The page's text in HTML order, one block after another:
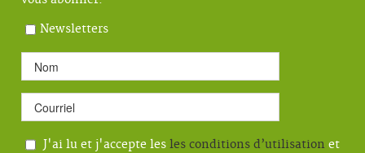
Newsletters
J'ai lu et j'accepte les les conditions d’utilisation et